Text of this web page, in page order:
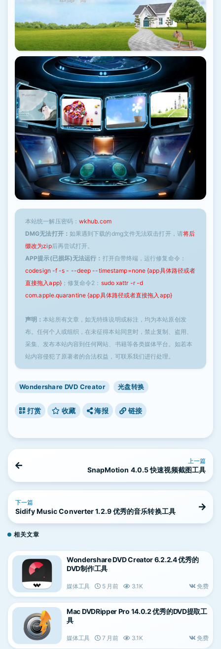
本站统一解压密码： wkhub.com
DMG无法打开： 如果遇到下载的dmg文件无法双击打开，请将后
缀改为zip后再尝试打开。
APP提示(已损坏)无法运行： 打开自带终端，运行修复命令：
codesign -f -s - --deep --timestamp=none {app具体路径或者
直接拖入app}；修复命令2： sudo xattr -r -d
com.apple.quarantine {app具体路径或者直接拖入app}
声明：本站所有文章，如无特殊说明或标注，均为本站原创发
布。任何个人或组织，在未征得本站同意时，禁止复制、盗用、
采集、发布本站内容到任何网站、书籍等各类媒体平台。如若本
站内容侵犯了原著者的合法权益，可联系我们进行处理。
Wondershare DVD Creator 光盘转换
打赏 收藏 海报 链接
上一篇
SnapMotion 4.0.5 快速视频截图工具
下一篇
Sidify Music Converter 1.2.9 优秀的音乐转换工具
相关文章
Wondershare DVD Creator 6.2.2.4 优秀的
DVD制作工具
媒体工具 5 月前 3.1K 免费
Mac DVDRipper Pro 14.0.2 优秀的DVD提取工
具
媒体工具 7 月前 3.1K 免费